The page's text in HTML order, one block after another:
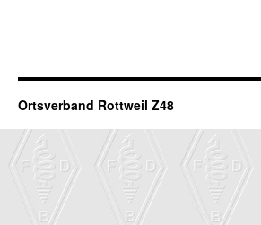
Ortsverband Rottweil Z48